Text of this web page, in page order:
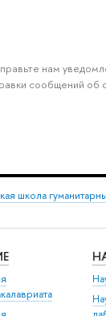
нам
сообщений об
школа